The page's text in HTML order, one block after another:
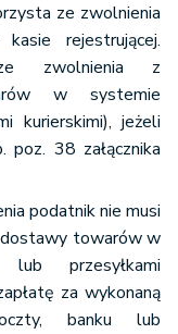
ze zwolnienia
rejestrującej.
zwolnienia z
w systemie
kurierskimi), jeżeli
poz. 38 załącznika
podatnik nie musi
dostawy towarów w
przesyłkami
za wykonaną
banku lub